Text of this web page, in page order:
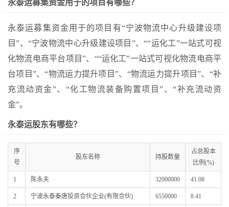
永泰运募集资金用于的项目有哪些？
永泰运募集资金用于的项目有“宁波物流中心升级建设项
目”、“宁波物流中心升级建设项目”、““运化工”一站式可视
化物流电商平台项目”、““运化工”一站式可视化物流电商平
台项目”、“物流运力提升项目”、“物流运力提升项目”、“补
充流动资金”、“化工物流装备购置项目”、“补充流动资
金”。
永泰运股东有哪些？
序
号
股东名称 持股数量
占总股本
比例(%)
1 陈永夫 32000000 41.08
2 宁波永泰秦唐投资合伙企业(有限合伙) 6550000 8.41